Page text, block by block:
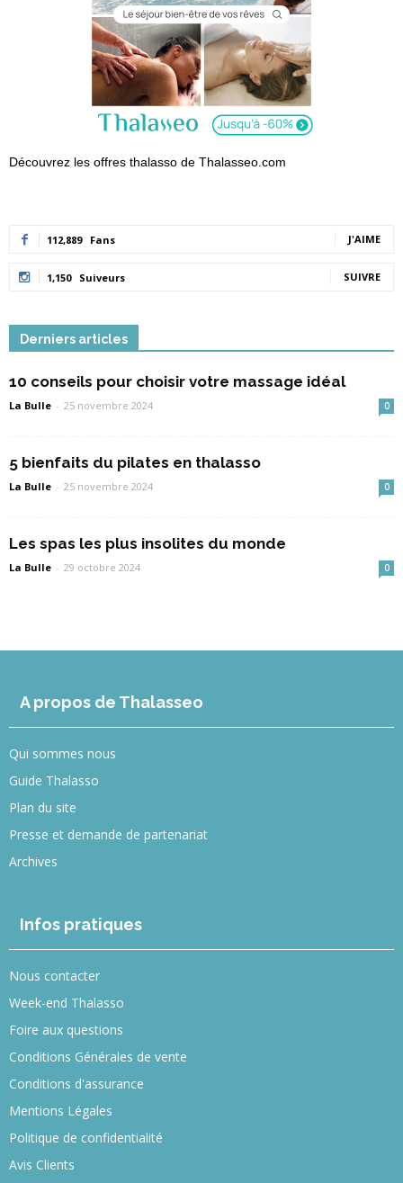
Découvrez les offres thalasso de Thalasseo.com
112,889 Fans J'AIME
1,150 Suiveurs SUIVRE
Derniers articles
10 conseils pour choisir votre massage idéal
La Bulle - 25 novembre 2024 0
5 bienfaits du pilates en thalasso
La Bulle - 25 novembre 2024 0
Les spas les plus insolites du monde
La Bulle - 29 octobre 2024 0
A propos de Thalasseo
Qui sommes nous
Guide Thalasso
Plan du site
Presse et demande de partenariat
Archives
Infos pratiques
Nous contacter
Week-end Thalasso
Foire aux questions
Conditions Générales de vente
Conditions d'assurance
Mentions Légales
Politique de confidentialité
Avis Clients